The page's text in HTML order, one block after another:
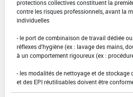
protections collectives constituent la
contre les risques professionnels, avant la
individuelles
- le port de combinaison de travail dédiée
réflexes d'hygiène (ex : lavage des mains,
à un comportement rigoureux (ex :
- les modalités de nettoyage et de
et des EPI réutilisables doivent être